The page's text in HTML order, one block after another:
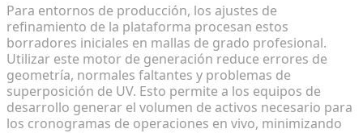
Para entornos de producción, los ajustes de
refinamiento de la plataforma procesan estos
borradores iniciales en mallas de grado profesional.
Utilizar este motor de generación reduce errores de
geometría, normales faltantes y problemas de
superposición de UV. Esto permite a los equipos de
desarrollo generar el volumen de activos necesario para
los cronogramas de operaciones en vivo, minimizando